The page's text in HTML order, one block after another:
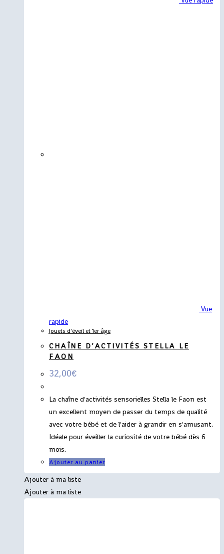
Vue
rapide
Jouets d'éveil et 1er âge
CHAÎNE D’ACTIVITÉS STELLA LE
FAON
32,00€
La chaîne d'activités sensorielles Stella le Faon est
un excellent moyen de passer du temps de qualité
avec votre bébé et de l'aider à grandir en s'amusant.
Idéale pour éveiller la curiosité de votre bébé dès 6
mois.
Ajouter au panier
Ajouter à ma liste
Ajouter à ma liste